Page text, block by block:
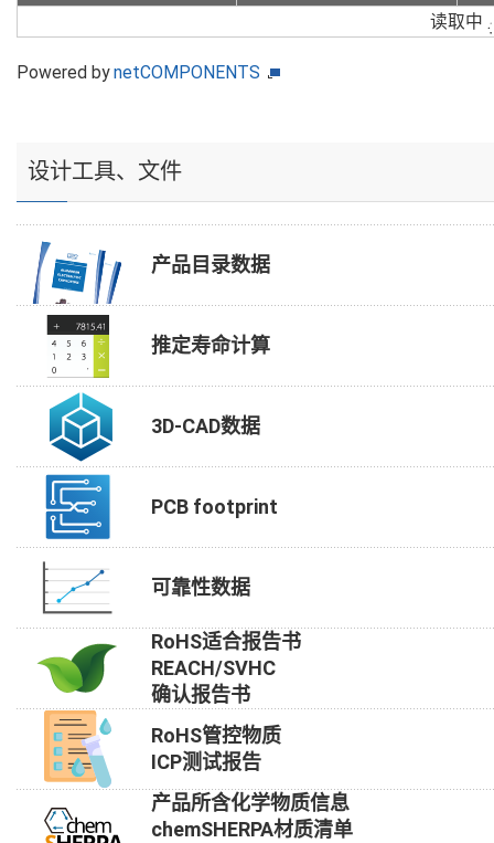
读取中
Powered bynetCOMPONENTS
设计工具、文件
产品目录数据
推定寿命计算
3D-CAD数据
PCB footprint
可靠性数据
RoHS适合报告书
REACH/SVHC
确认报告书
RoHS管控物质
ICP测试报告
产品所含化学物质信息
chemSHERPA材质清单